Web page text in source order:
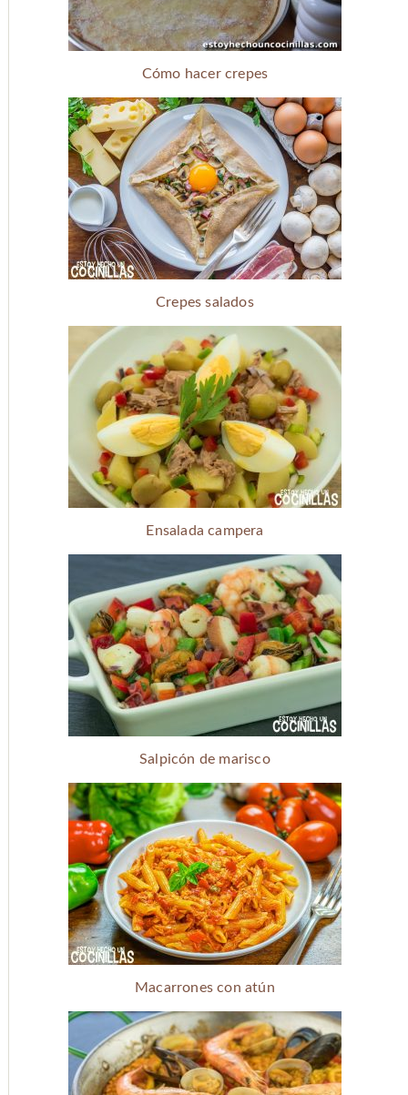
Cómo hacer crepes
Crepes salados
Ensalada campera
Salpicón de marisco
Macarrones con atún